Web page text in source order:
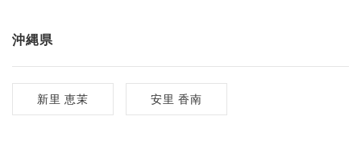
沖縄県
新里 恵茉 安里 香南